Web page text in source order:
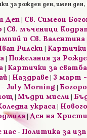
за рожден ден, имен ден,
Ден| Св. Симеон
Св. мъченици
и Св. Валентина|
Рилски
| Пожелания за
Картички за
Наздраве| 3 март -
- July Morning
Мъдри мисли
украса
|Ден на
нас- Политика за